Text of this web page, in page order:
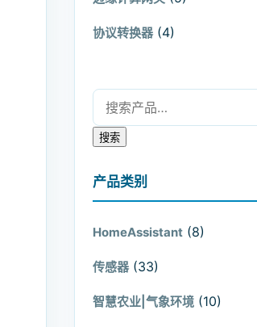
协议转换器 (4)
搜索：
搜索
产品类别
HomeAssistant (8)
传感器 (33)
智慧农业|气象环境 (10)